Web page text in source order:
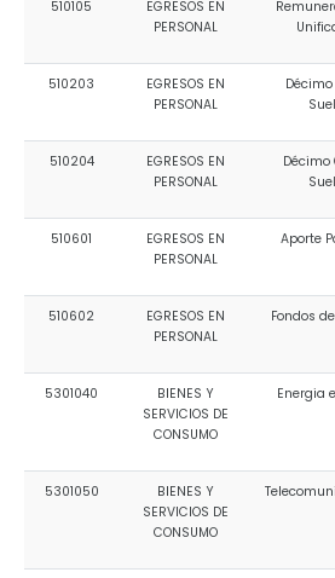
Convocatorias
GESTIÓN ADMINISTRATIVA
Plan Anual Contratación -
Convenios Institucionales
PRESUPUESTO: EJECUCIÓN Y
Cédulas presupuestarias y
Procesos de contratación
Ejecución Presupuestaria
Obras y proyectos
510105
EGRESOS EN
PERSONAL
510203
EGRESOS EN
PERSONAL
510204
EGRESOS EN
PERSONAL
Décimo
510601
EGRESOS EN
PERSONAL
Aporte
510602
EGRESOS EN
PERSONAL
Fondos
5301040
BIENES Y
SERVICIOS DE
CONSUMO
Energia
5301050
BIENES Y
SERVICIOS DE
CONSUMO